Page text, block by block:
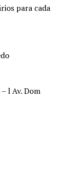
para cada
l Av. Dom